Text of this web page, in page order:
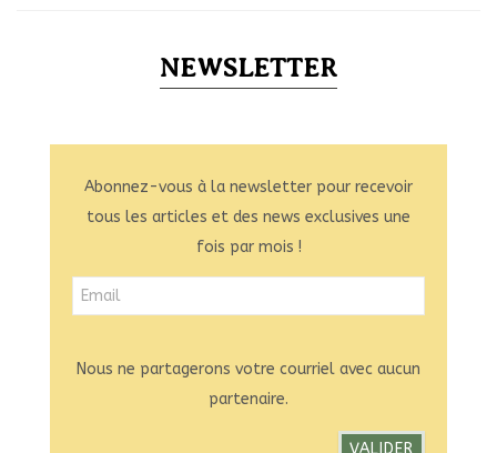
NEWSLETTER
Abonnez-vous à la newsletter pour recevoir
tous les articles et des news exclusives une
fois par mois !
Nous ne partagerons votre courriel avec aucun
partenaire.